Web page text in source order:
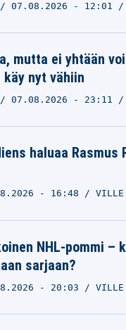
07.08.2026 - 12:01
mutta ei yhtään
nyt vähiin
07.08.2026 - 23:11
haluaa
- 16:48 VILLE
NHL-pommi –
sarjaan?
- 20:03 VILLE